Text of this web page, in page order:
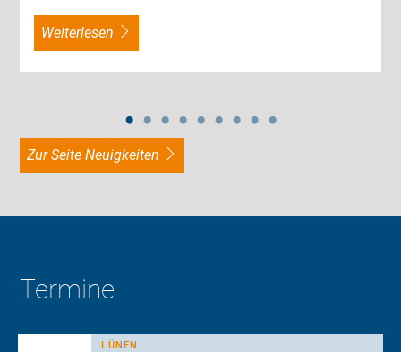
weiterlesen
zur Seite Neuigkeiten
Termine
LÜNEN